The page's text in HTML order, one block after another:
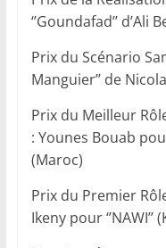
‘’Goundafad’’
Prix du Scénario
Manguier’’ de
Prix du Meilleur
: Younes Bouab
(Maroc)
Prix du Premier
Ikeny pour ‘’NAWI’’